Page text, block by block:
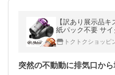
【訳あり展示品
紙パック不要 サイクロンクリーナー/【訳あ
り】掃除機i-shine
トクトクショッピ